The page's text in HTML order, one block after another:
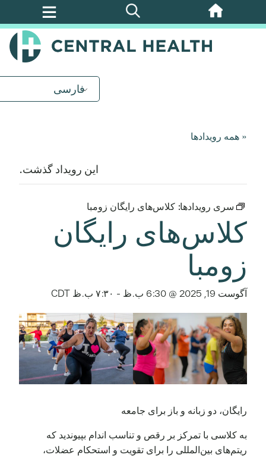
پرش
فارسی
« همه رویدادها
این رویداد گذشت.
سری رویدادها: کلاس‌های رایگان زومبا
کلاس‌های رایگان
زومبا
آگوست 19, 2025 @ 6:30 ب.ظ - ۷:۳۰ ب.ظ CDT
رایگان، دو زبانه و باز برای جامعه
به کلاسی با تمرکز بر رقص و تناسب اندام بپیوندید که
ریتم‌های بین‌المللی را برای تقویت و استحکام عضلات،